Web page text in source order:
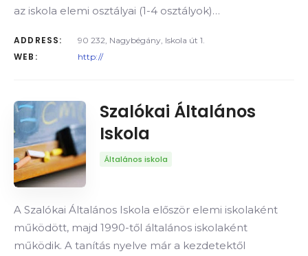
az iskola elemi osztályai (1-4 osztályok)…
ADDRESS: 90 232, Nagybégány, Iskola út 1.
WEB: http://
Szalókai Általános
Iskola
Általános iskola
A Szalókai Általános Iskola először elemi iskolaként
működött, majd 1990-től általános iskolaként
működik. A tanítás nyelve már a kezdetektől